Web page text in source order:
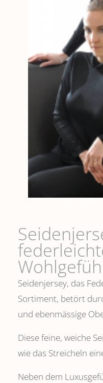
Seidenjersey, das
Sortiment, betört
und ebenmässige
Diese feine, weiche
wie das Streicheln
Neben dem